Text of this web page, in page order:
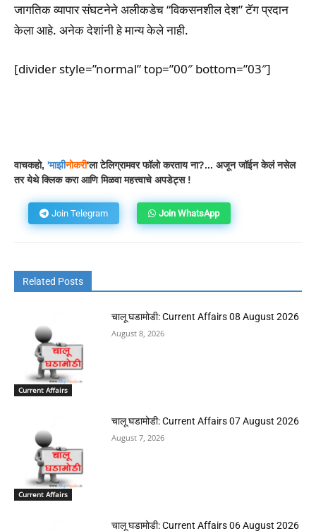
जागतिक व्यापार संघटनेने अलीकडेच “विकसनशील देश” टॅग प्रदान
केला आहे. अनेक देशांनी हे मान्य केले नाही.
[divider style=”normal” top=”00″ bottom=”03″]
वाचकहो, 'माझीनोकरी'ला टेलिग्रामवर फॉलो करताय ना?... अजून जॉईन केलं नसेल
तर येथे क्लिक करा आणि मिळवा महत्त्वाचे अपडेट्स !
Join Telegram Join WhatsApp
Related Posts
Current Affairs
चालू घडामोडी: Current Affairs 08 August 2026
August 8, 2026
Current Affairs
चालू घडामोडी: Current Affairs 07 August 2026
August 7, 2026
चालू घडामोडी: Current Affairs 06 August 2026